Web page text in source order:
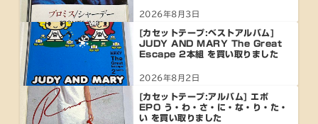
2026年8月3日
[カセットテープ:ベストアルバム]
JUDY AND MARY The Great
Escape 2本組 を買い取りました
2026年8月2日
[カセットテープ:アルバム] エポ
EPO う・わ・さ・に・な・り・た・
い を買い取りました